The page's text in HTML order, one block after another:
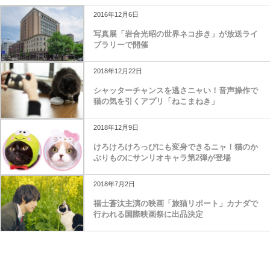
2016年12月6日
写真展「岩合光昭の世界ネコ歩き」が放送ライ
ブラリーで開催
2018年12月22日
シャッターチャンスを逃さニャい！音声操作で
猫の気を引くアプリ「ねこまねき」
2018年12月9日
けろけろけろっぴにも変身できるニャ！猫のか
ぶりものにサンリオキャラ第2弾が登場
2018年7月2日
福士蒼汰主演の映画「旅猫リポート」カナダで
行われる国際映画祭に出品決定